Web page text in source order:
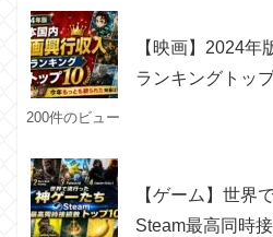
【映画】2024年
ランキングトッ
200件のビュー
【ゲーム】世界
Steam最高同時